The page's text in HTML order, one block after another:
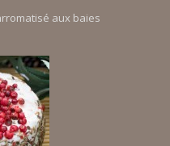
aux baies